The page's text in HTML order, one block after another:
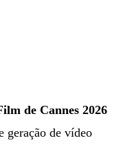
de Cannes 2026
geração de vídeo